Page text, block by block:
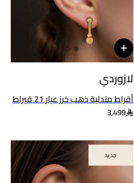
لازوردي
أقراط متدلية ذهب خرز عيار 21 قيراط
3,499
جديد
جديد